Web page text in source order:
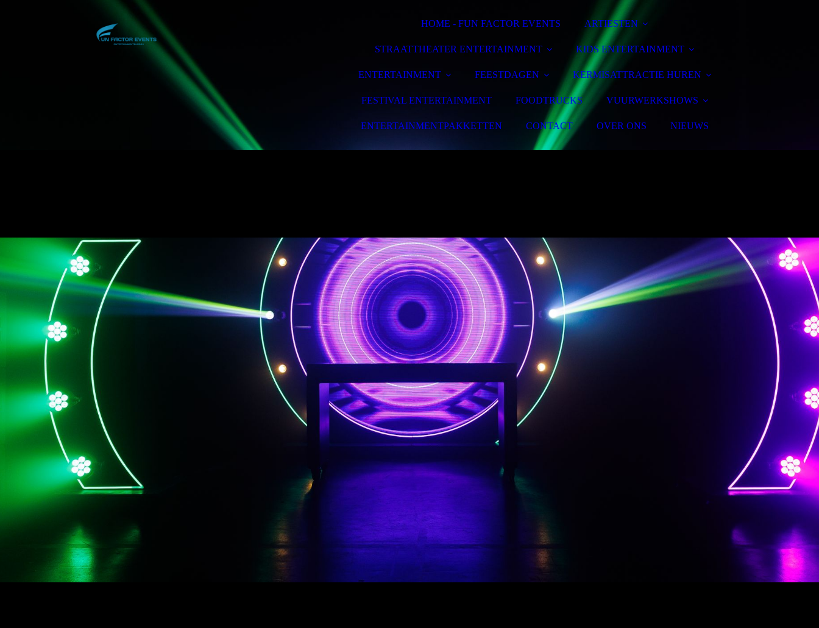
HOME - FUN FACTOR EVENTS ARTIESTEN
STRAATTHEATER ENTERTAINMENT KIDS ENTERTAINMENT
ENTERTAINMENT FEESTDAGEN KERMISATTRACTIE HUREN
FESTIVAL ENTERTAINMENT FOODTRUCKS VUURWERKSHOWS
ENTERTAINMENTPAKKETTEN CONTACT OVER ONS NIEUWS